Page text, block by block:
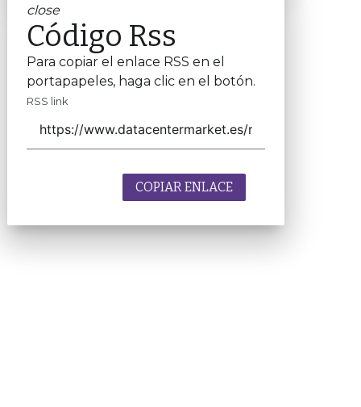
close
Código Rss
Para copiar el enlace RSS en el
portapapeles, haga clic en el botón.
RSS link
COPIAR ENLACE